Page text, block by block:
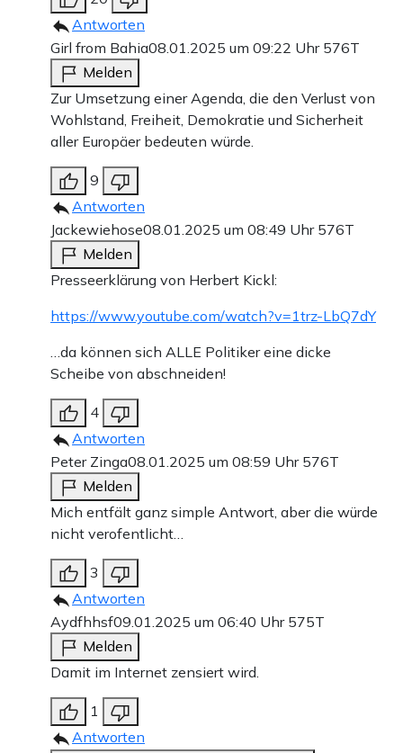
Antworten
Girl from Bahia08.01.2025 um 09:22 Uhr 576T
Melden
Zur Umsetzung einer Agenda, die den Verlust von
Wohlstand, Freiheit, Demokratie und Sicherheit
aller Europäer bedeuten würde.
9
Antworten
Jackewiehose08.01.2025 um 08:49 Uhr 576T
Melden
Presseerklärung von Herbert Kickl:
https://www.youtube.com/watch?v=1trz-LbQ7dY
…da können sich ALLE Politiker eine dicke
Scheibe von abschneiden!
4
Antworten
Peter Zinga08.01.2025 um 08:59 Uhr 576T
Melden
Mich entfält ganz simple Antwort, aber die würde
nicht verofentlicht…
3
Antworten
Aydfhhsf09.01.2025 um 06:40 Uhr 575T
Melden
Damit im Internet zensiert wird.
1
Antworten